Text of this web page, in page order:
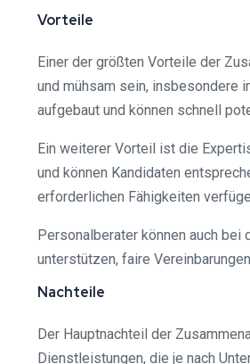
Vorteile
Einer der größten Vorteile der
und mühsam sein, insbesondere
aufgebaut und können schnell
Ein weiterer Vorteil ist die
und können Kandidaten
erforderlichen Fähigkeiten
Personalberater können auch bei
unterstützen, faire
Nachteile
Der Hauptnachteil der
Dienstleistungen, die je nach